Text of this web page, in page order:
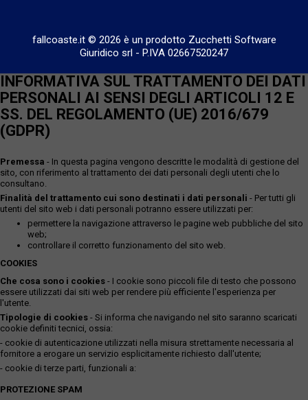
fallcoaste.it © 2026 è un prodotto Zucchetti Software
Giuridico srl - P.IVA 02667520247
INFORMATIVA SUL TRATTAMENTO DEI DATI
PERSONALI AI SENSI DEGLI ARTICOLI 12 E
SS. DEL REGOLAMENTO (UE) 2016/679
(GDPR)
Premessa - In questa pagina vengono descritte le modalità di gestione del
sito, con riferimento al trattamento dei dati personali degli utenti che lo
consultano.
Finalità del trattamento cui sono destinati i dati personali - Per tutti gli
utenti del sito web i dati personali potranno essere utilizzati per:
permettere la navigazione attraverso le pagine web pubbliche del sito
web;
controllare il corretto funzionamento del sito web.
COOKIES
Che cosa sono i cookies - I cookie sono piccoli file di testo che possono
essere utilizzati dai siti web per rendere più efficiente l'esperienza per
l'utente.
Tipologie di cookies - Si informa che navigando nel sito saranno scaricati
cookie definiti tecnici, ossia:
- cookie di autenticazione utilizzati nella misura strettamente necessaria al
fornitore a erogare un servizio esplicitamente richiesto dall'utente;
- cookie di terze parti, funzionali a:
PROTEZIONE SPAM